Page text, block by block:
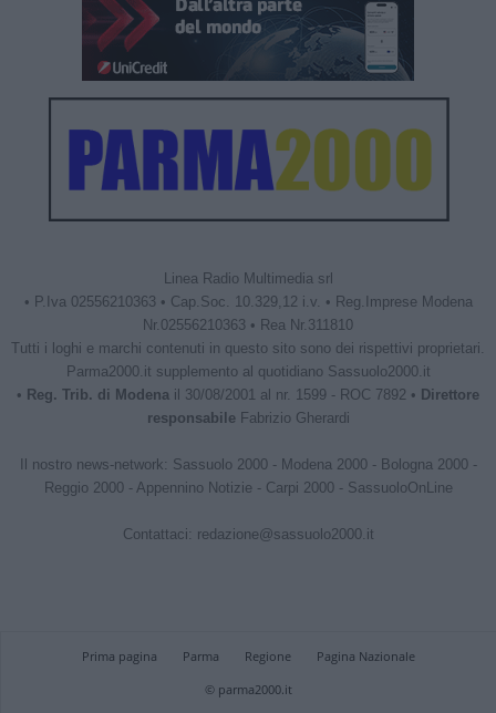
Linea Radio Multimedia srl
• P.Iva 02556210363 • Cap.Soc. 10.329,12 i.v. • Reg.Imprese Modena
Nr.02556210363 • Rea Nr.311810
Tutti i loghi e marchi contenuti in questo sito sono dei rispettivi proprietari.
Parma2000.it supplemento al quotidiano Sassuolo2000.it
• Reg. Trib. di Modena il 30/08/2001 al nr. 1599 - ROC 7892 • Direttore
responsabileFabrizio Gherardi
Il nostro news-network: Sassuolo 2000- Modena 2000- Bologna 2000-
Reggio 2000- Appennino Notizie - Carpi 2000- SassuoloOnLine
Contattaci: redazione@sassuolo2000.it
Prima pagina Parma Regione
Pagina Nazionale
© parma2000.it